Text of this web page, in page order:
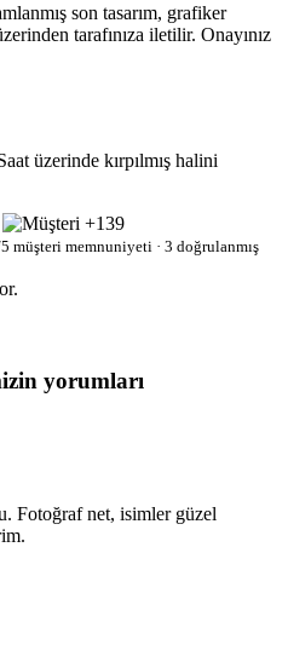
son tasarım, grafiker
tarafınıza iletilir. Onayınız
üzerinde kırpılmış halini
+139
müşteri memnuniyeti · 3 doğrulanmış
yorumları
Fotoğraf net, isimler güzel